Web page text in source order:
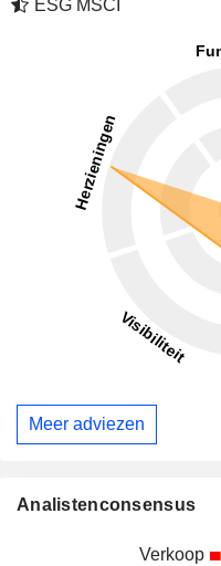
ESG MSCI
Meer adviezen
Analistenconsensus
Verkoop